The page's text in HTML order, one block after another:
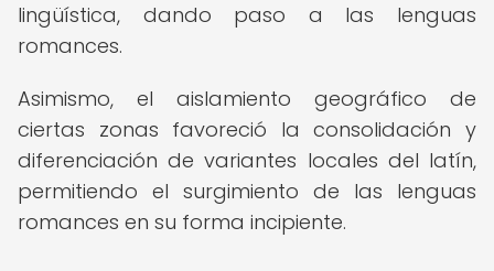
lingüística, dando paso a las lenguas
romances.
Asimismo, el aislamiento geográfico de
ciertas zonas favoreció la consolidación y
diferenciación de variantes locales del latín,
permitiendo el surgimiento de las lenguas
romances en su forma incipiente.